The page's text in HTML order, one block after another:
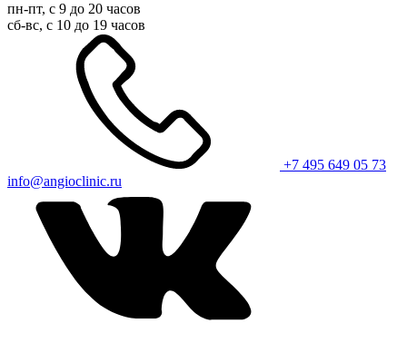
пн-пт, с 9 до 20 часов
сб-вс, с 10 до 19 часов
+7 495 649 05 73
info@angioclinic.ru